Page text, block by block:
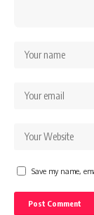
Save my name,